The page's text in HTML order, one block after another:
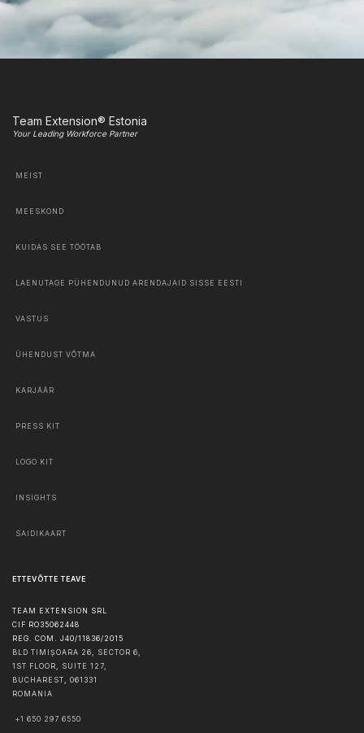
Team Extension® Estonia
Your Leading Workforce Partner
MEIST
MEESKOND
KUIDAS SEE TÖÖTAB
LAENUTAGE PÜHENDUNUD ARENDAJAID SISSE EESTI
VASTUS
ÜHENDUST VÕTMA
KARJÄÄR
PRESS KIT
LOGO KIT
INSIGHTS
SAIDIKAART
ETTEVÕTTE TEAVE
TEAM EXTENSION SRL
CIF RO35062448
REG. COM. J40/11836/2015
BLD TIMIȘOARA 26, SECTOR 6,
1ST FLOOR, SUITE 127,
BUCHAREST, 061331
ROMANIA
+1 650 297 6550